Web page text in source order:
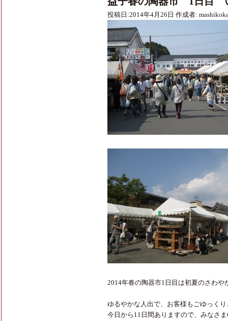
投稿日:2014年4月26日 作成者:
2014年春の陶器市1日目は初夏のさわ
ゆるやかな人出で、お客様もごゆっく
今日から11日間ありますので、みなさ